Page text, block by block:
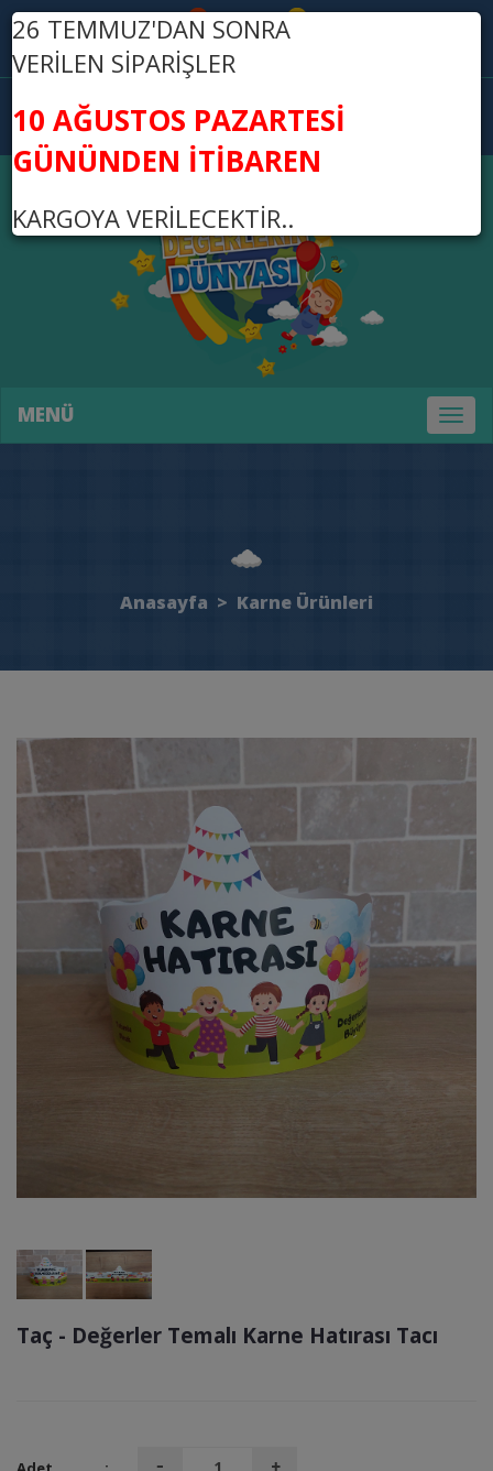
Üye Ol Giriş Yap
MENÜ
Toggle
Anasayfa > Karne Ürünleri
Taç - Değerler Temalı Karne Hatırası Tacı
26 TEMMUZ'DAN SONRA
VERİLEN SİPARİŞLER
10 AĞUSTOS PAZARTESİ
GÜNÜNDEN İTİBAREN
KARGOYA VERİLECEKTİR..